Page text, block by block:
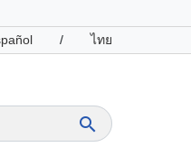
/ ไทย